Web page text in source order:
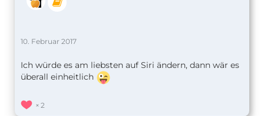
10. Februar 2017
Ich würde es am liebsten auf Siri ändern, dann wär es
überall einheitlich
2